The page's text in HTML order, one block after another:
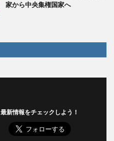
家から中央集権国家へ
最新情報をチェックしよう！